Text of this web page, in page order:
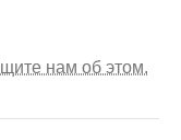
нам об этом.